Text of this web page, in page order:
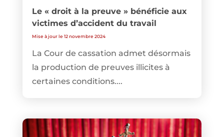
Le « droit à la preuve » bénéficie aux
victimes d’accident du travail
Mise à jour le 12 novembre 2024
La Cour de cassation admet désormais
la production de preuves illicites à
certaines conditions....